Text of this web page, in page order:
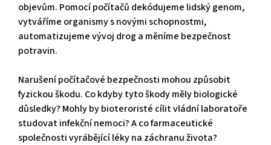
objevům. Pomocí počítačů dekódujeme lidský genom,
vytváříme organismy s novými schopnostmi,
automatizujeme vývoj drog a měníme bezpečnost
potravin.
Narušení počítačové bezpečnosti mohou způsobit
fyzickou škodu. Co kdyby tyto škody měly biologické
důsledky? Mohly by bioteroristé cílit vládní laboratoře
studovat infekční nemoci? A co farmaceutické
společnosti vyrábějící léky na záchranu života?